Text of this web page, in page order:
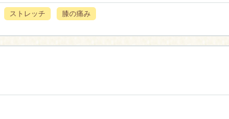
ストレッチ 膝の痛み